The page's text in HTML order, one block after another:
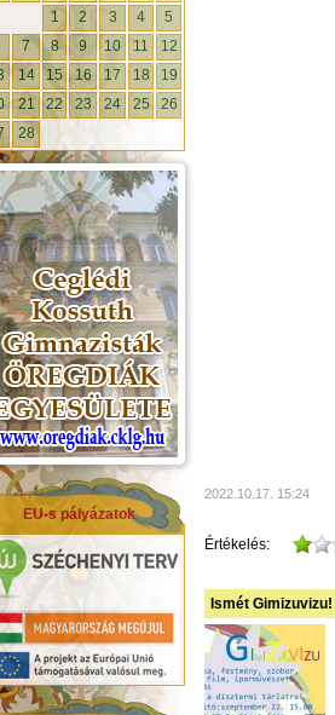
1
2 3 4
5
7 8 9 10 11
12
14 15 16 17 18
19
21 22 23 24 25
26
28
EU-s pályázatok
2022.10.17. 15:24
Értékelés:
Ismét Gimizuvizu!